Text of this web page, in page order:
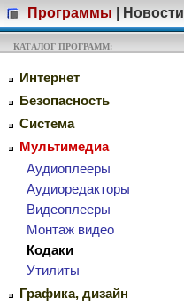
Программы Новости
КАТАЛОГ ПРОГРАММ:
Интернет
Безопасность
Система
Мультимедиа
Аудиоплееры
Аудиоредакторы
Видеоплееры
Монтаж видео
Кодаки
Утилиты
Графика, дизайн